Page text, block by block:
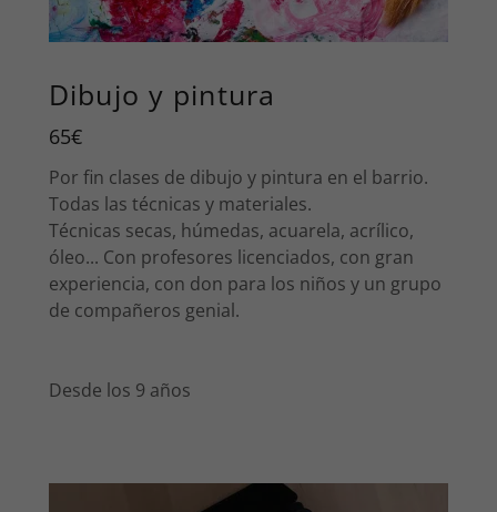
Dibujo y pintura
65€
Por fin clases de dibujo y pintura en el barrio.
Todas las técnicas y materiales.
Técnicas secas, húmedas, acuarela, acrílico,
óleo... Con profesores licenciados, con gran
experiencia, con don para los niños y un grupo
de compañeros genial.
Desde los 9 años